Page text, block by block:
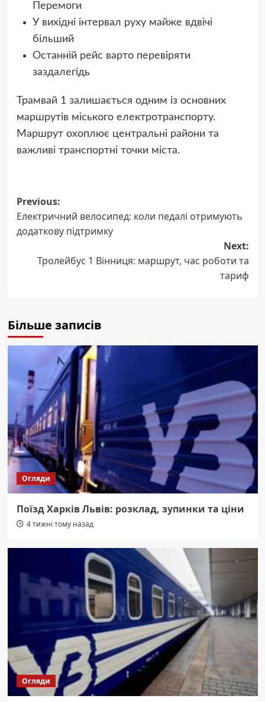
Перемоги
У вихідні інтервал руху майже вдвічі
більший
Останній рейс варто перевіряти
заздалегідь
Трамвай 1 залишається одним із основних
маршрутів міського електротранспорту.
Маршрут охоплює центральні райони та
важливі транспортні точки міста.
Post
navigation
Previous:
Електричний велосипед: коли педалі отримують
додаткову підтримку
Next:
Тролейбус 1 Вінниця: маршрут, час роботи та
тариф
Більше записів
Огляди
Поїзд Харків Львів: розклад, зупинки та ціни
4 тижні тому назад
Огляди